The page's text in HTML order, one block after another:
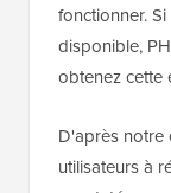
fonctionner.
disponible,
obtenez cette
D'après notre
utilisateurs à